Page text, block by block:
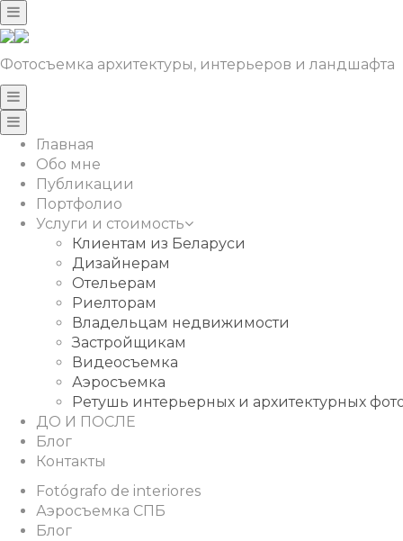
Фотосъемка архитектуры, интерьеров и ландшафта
Главная
Обо мне
Публикации
Портфолио
Услуги и стоимость
Клиентам из Беларуси
Дизайнерам
Отельерам
Риелторам
Владельцам недвижимости
Застройщикам
Видеосъемка
Аэросъемка
Ретушь интерьерных и архитектурных
ДО И ПОСЛЕ
Блог
Контакты
Fotógrafo de interiores
Аэросъемка СПБ
Блог